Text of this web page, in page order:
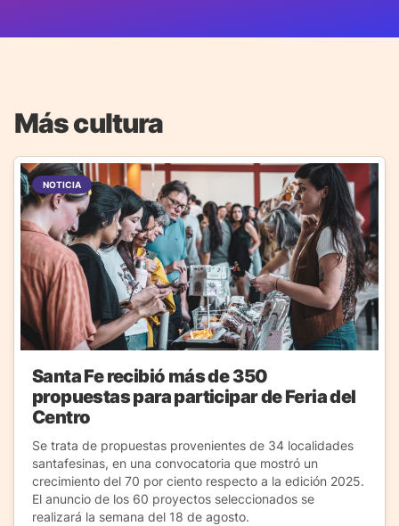
Más cultura
NOTICIA
Santa Fe recibió más de 350
propuestas para participar de Feria del
Centro
Se trata de propuestas provenientes de 34 localidades
santafesinas, en una convocatoria que mostró un
crecimiento del 70 por ciento respecto a la edición 2025.
El anuncio de los 60 proyectos seleccionados se
realizará la semana del 18 de agosto.